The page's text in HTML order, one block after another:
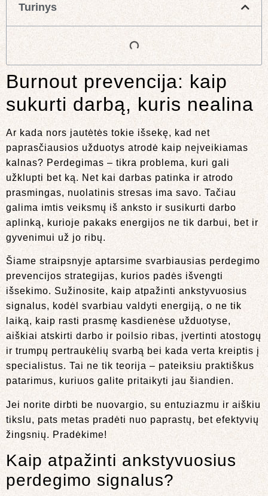
Turinys
Burnout prevencija: kaip
sukurti darbą, kuris nealina
Ar kada nors jautėtės tokie išsekę, kad net
paprasčiausios užduotys atrodė kaip neįveikiamas
kalnas? Perdegimas – tikra problema, kuri gali
užklupti bet ką. Net kai darbas patinka ir atrodo
prasmingas, nuolatinis stresas ima savo. Tačiau
galima imtis veiksmų iš anksto ir susikurti darbo
aplinką, kurioje pakaks energijos ne tik darbui, bet ir
gyvenimui už jo ribų.
Šiame straipsnyje aptarsime svarbiausias perdegimo
prevencijos strategijas, kurios padės išvengti
išsekimo. Sužinosite, kaip atpažinti ankstyvuosius
signalus, kodėl svarbiau valdyti energiją, o ne tik
laiką, kaip rasti prasmę kasdienėse užduotyse,
aiškiai atskirti darbo ir poilsio ribas, įvertinti atostogų
ir trumpų pertraukėlių svarbą bei kada verta kreiptis į
specialistus. Tai ne tik teorija – pateiksiu praktiškus
patarimus, kuriuos galite pritaikyti jau šiandien.
Jei norite dirbti be nuovargio, su entuziazmu ir aiškiu
tikslu, pats metas pradėti nuo paprastų, bet efektyvių
žingsnių. Pradėkime!
Kaip atpažinti ankstyvuosius
perdegimo signalus?